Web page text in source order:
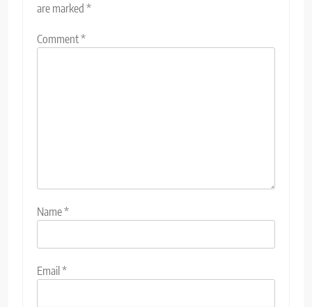
are marked *
Comment*
Name*
Email *